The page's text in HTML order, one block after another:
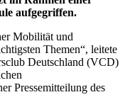
aufgegriffen.
Mobilität und
Themen“, leitete
Deutschland (VCD)
Pressemitteilung des